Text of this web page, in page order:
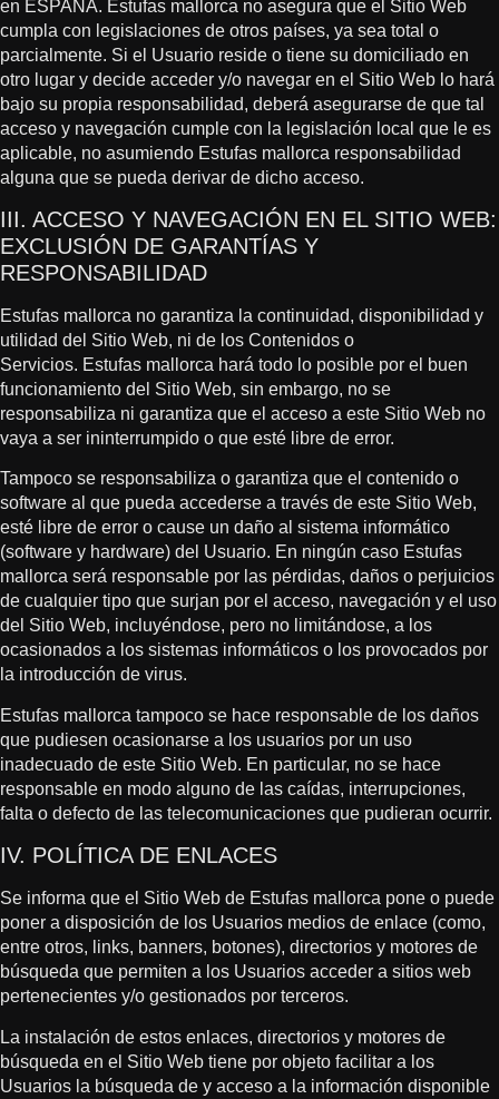
en ESPAÑA. Estufas mallorca no asegura que el Sitio Web
cumpla con legislaciones de otros países, ya sea total o
parcialmente. Si el Usuario reside o tiene su domiciliado en
otro lugar y decide acceder y/o navegar en el Sitio Web lo hará
bajo su propia responsabilidad, deberá asegurarse de que tal
acceso y navegación cumple con la legislación local que le es
aplicable, no asumiendo Estufas mallorca responsabilidad
alguna que se pueda derivar de dicho acceso.
III. ACCESO Y NAVEGACIÓN EN EL SITIO WEB:
EXCLUSIÓN DE GARANTÍAS Y
RESPONSABILIDAD
Estufas mallorca no garantiza la continuidad, disponibilidad y
utilidad del Sitio Web, ni de los Contenidos o
Servicios. Estufas mallorca hará todo lo posible por el buen
funcionamiento del Sitio Web, sin embargo, no se
responsabiliza ni garantiza que el acceso a este Sitio Web no
vaya a ser ininterrumpido o que esté libre de error.
Tampoco se responsabiliza o garantiza que el contenido o
software al que pueda accederse a través de este Sitio Web,
esté libre de error o cause un daño al sistema informático
(software y hardware) del Usuario. En ningún caso Estufas
mallorca será responsable por las pérdidas, daños o perjuicios
de cualquier tipo que surjan por el acceso, navegación y el uso
del Sitio Web, incluyéndose, pero no limitándose, a los
ocasionados a los sistemas informáticos o los provocados por
la introducción de virus.
Estufas mallorca tampoco se hace responsable de los daños
que pudiesen ocasionarse a los usuarios por un uso
inadecuado de este Sitio Web. En particular, no se hace
responsable en modo alguno de las caídas, interrupciones,
falta o defecto de las telecomunicaciones que pudieran ocurrir.
IV. POLÍTICA DE ENLACES
Se informa que el Sitio Web de Estufas mallorca pone o puede
poner a disposición de los Usuarios medios de enlace (como,
entre otros, links, banners, botones), directorios y motores de
búsqueda que permiten a los Usuarios acceder a sitios web
pertenecientes y/o gestionados por terceros.
La instalación de estos enlaces, directorios y motores de
búsqueda en el Sitio Web tiene por objeto facilitar a los
Usuarios la búsqueda de y acceso a la información disponible